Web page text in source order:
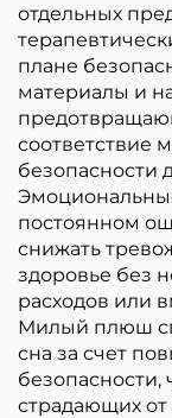
отдельных
плане
материалы и
соответствие
безопасности
постоянном
снижать
здоровье без
расходов или
Милый плюш
сна за счет
страдающих